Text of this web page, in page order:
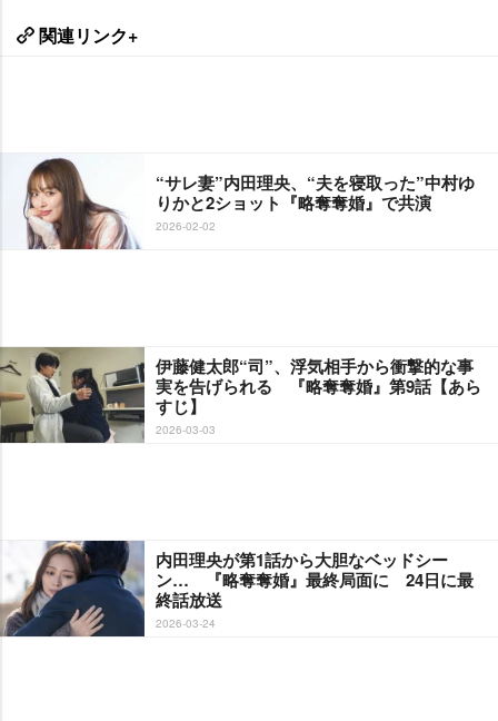
関連リンク+
“サレ妻”内田理央、“夫を寝取った”中村ゆ
りかと2ショット『略奪奪婚』で共演
2026-02-02
伊藤健太郎“司”、浮気相手から衝撃的な事
実を告げられる 『略奪奪婚』第9話【あら
すじ】
2026-03-03
内田理央が第1話から大胆なベッドシー
ン… 『略奪奪婚』最終局面に 24日に最
終話放送
2026-03-24